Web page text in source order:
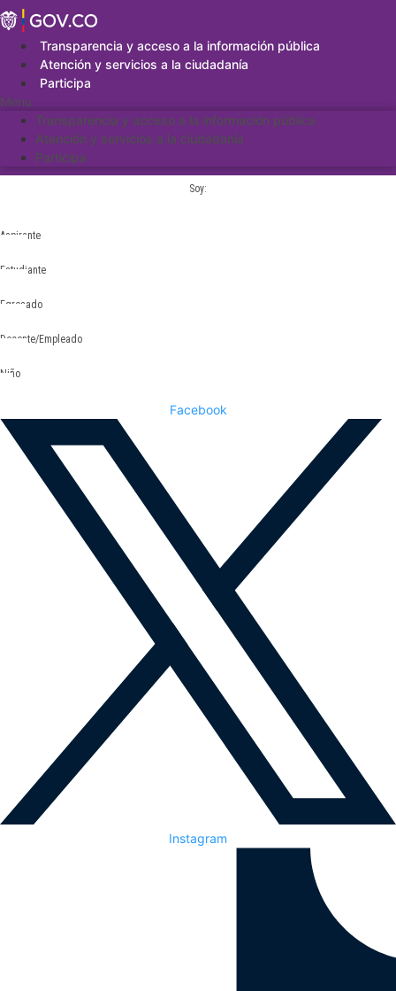
Saltar
al
contenidoTransparencia y acceso a la información pública
Atención y servicios a la ciudadanía
Participa
Menu
Transparencia y acceso a la información pública
Atención y servicios a la ciudadanía
Participa
Soy:
Aspirante
Estudiante
Egresado
Docente/Empleado
Niño
Facebook
Instagram